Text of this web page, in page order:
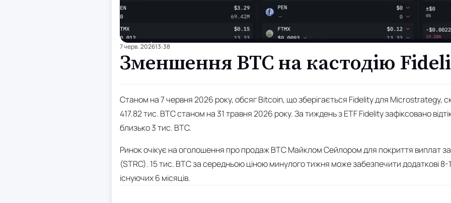
7 черв. 202613:38
Зменшення BTC на кастодію
Станом на 7 червня 2026 року, обсяг Bitcoin, що зберігається Fidelity для Microstrategy,
417.82 тис. BTC станом на 31 травня 2026 року. За тиждень з ETF Fidelity зафіксовано
близько 3 тис. BTC.
Ринок очікує на оголошення про продаж BTC Майклом Сейлором для покриття виплат
(STRC). 15 тис. BTC за середньою ціною минулого тижня може забезпечити додаткові 8-
існуючих 6 місяців.